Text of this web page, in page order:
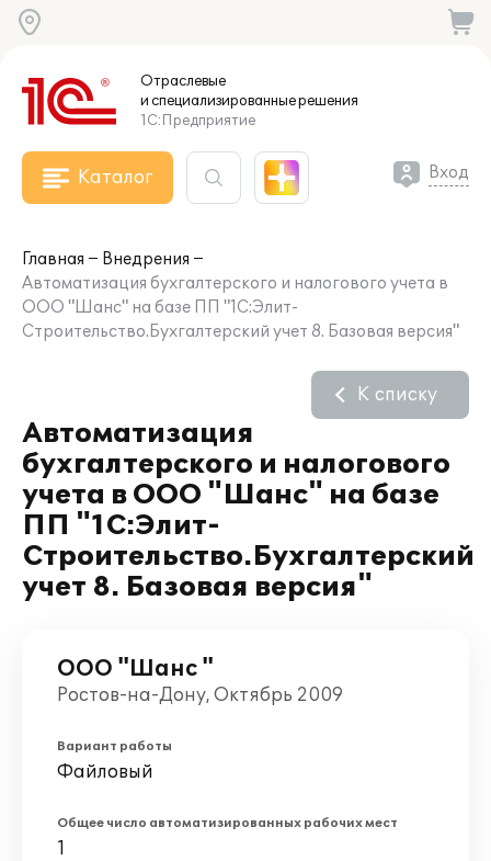
Отраслевые
и специализированныерешения
1С:Предприятие
Каталог Вход
Главная
Внедрения
Автоматизация бухгалтерского и налогового учета в
ООО "Шанс" на базе ПП "1С:Элит-
Строительство.Бухгалтерский учет 8. Базовая версия"
Автоматизация
бухгалтерского и налогового
учета в ООО "Шанс" на базе
ПП "1С:Элит-
Строительство.Бухгалтерский
учет 8. Базовая версия"
К списку
ООО "Шанс "
Ростов-на-Дону, Октябрь 2009
Вариант работы
Файловый
Общее число автоматизированных рабочих мест
1